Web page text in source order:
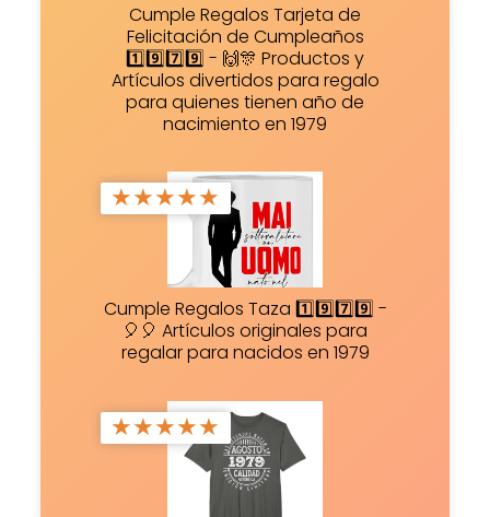
Cumple Regalos Tarjeta de
Felicitación de Cumpleaños
1️⃣9️⃣7️⃣9️⃣ - 🙌🎊 Productos y
Artículos divertidos para regalo
para quienes tienen año de
nacimiento en 1979
★★★★★
Cumple Regalos Taza 1️⃣9️⃣7️⃣9️⃣ -
🎈🎈 Artículos originales para
regalar para nacidos en 1979
★★★★★